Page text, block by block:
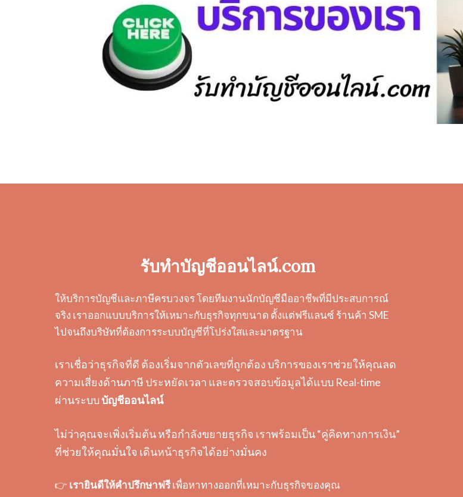
รับทำบัญชีออนไลน์.com
ให้บริการบัญชีและภาษีครบวงจร โดยทีมงานนักบัญชีมืออาชีพที่มีประสบการณ์
จริง เราออกแบบบริการให้เหมาะกับธุรกิจทุกขนาด ตั้งแต่ฟรีแลนซ์ ร้านค้า SME
ไปจนถึงบริษัทที่ต้องการระบบบัญชีที่โปร่งใสและมาตรฐาน
เราเชื่อว่าธุรกิจที่ดี ต้องเริ่มจากตัวเลขที่ถูกต้อง บริการของเราช่วยให้คุณลด
ความเสี่ยงด้านภาษี ประหยัดเวลา และตรวจสอบข้อมูลได้แบบ Real-time
ผ่านระบบบัญชีออนไลน์
ไม่ว่าคุณจะเพิ่งเริ่มต้น หรือกำลังขยายธุรกิจ เราพร้อมเป็น “คู่คิดทางการเงิน”
ที่ช่วยให้คุณมั่นใจ เดินหน้าธุรกิจได้อย่างมั่นคง
👉 เรายินดีให้คำปรึกษาฟรีเพื่อหาทางออกที่เหมาะกับธุรกิจของคุณ